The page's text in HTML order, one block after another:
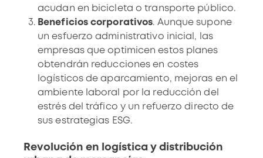
acudan en bicicleta o transporte público.
Beneficios corporativos. Aunque supone
un esfuerzo administrativo inicial, las
empresas que optimicen estos planes
obtendrán reducciones en costes
logísticos de aparcamiento, mejoras en el
ambiente laboral por la reducción del
estrés del tráfico y un refuerzo directo de
sus estrategias ESG.
Revolución en logística y distribución